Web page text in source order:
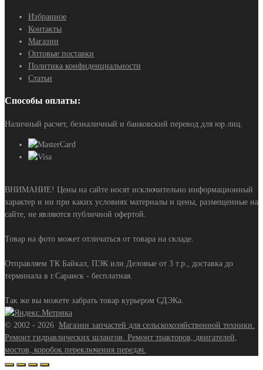
Избранное
Контакты
Магазин
Оптовые поставки
Политика конфиденциальности
Статьи
Способы оплаты:
Наличный расчет, безналичный и банковский перевод для юр.лиц.
ВНИМАНИЕ! Цены на сайте носят исключительно информационный
характер и ни при каких условиях материалы и цены, размещенные на
сайте, не являются публичной офертой.
Товар на фото может отличаться от товара на складе.
Отправляем ТК Байкал, ПЭК или Деловые от 3 т.р., доставка до
терминала в г.Саранск - бесплатная.
Так же вы можете забрать товар курьером СДЭКа.
© 2002 - 2026 Магазин запчастей для сельскохозяйственной техники.
Ремонт гидравлических шлангов. Ремонт тракторов, двигателей,
мостов, коробок переключения передач.